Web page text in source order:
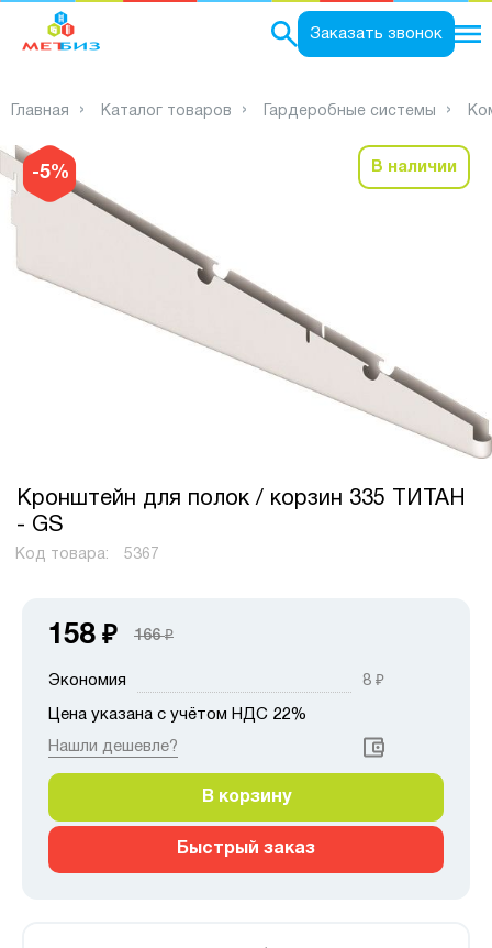
Заказать звонок
Главная Каталог товаров Гардеробные системы
-5% В наличии
Кронштейн для полок / корзин 335 ТИТАН
- GS
Код товара: 5367
158 ₽ 166₽
Экономия 8 ₽
Цена указана с учётом НДС 22%
Нашли дешевле?
В корзину
Быстрый заказ